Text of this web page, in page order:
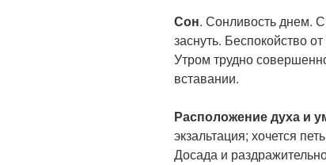
Сон. Сонливость днем.
заснуть. Беспокойство
Утром трудно
вставании.
Расположение духа и
экзальтация; хочется
Досада и